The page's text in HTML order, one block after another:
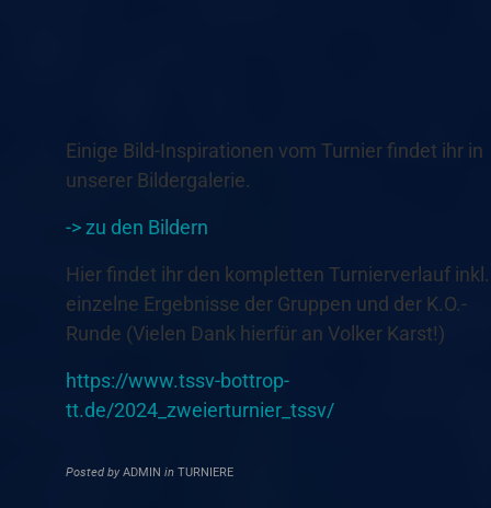
Einige Bild-Inspirationen vom Turnier findet ihr in
unserer Bildergalerie.
-> zu den Bildern
Hier findet ihr den kompletten Turnierverlauf inkl.
einzelne Ergebnisse der Gruppen und der K.O.-
Runde (Vielen Dank hierfür an Volker Karst!)
https://www.tssv-bottrop-
tt.de/2024_zweierturnier_tssv/
Posted by ADMIN in TURNIERE